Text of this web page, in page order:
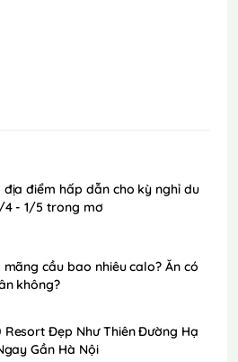
địa điểm hấp dẫn cho kỳ nghỉ du
4 - 1/5 trong mơ
mãng cầu bao nhiêu calo? Ăn có
không?
Resort Đẹp Như Thiên Đường Hạ
Gần Hà Nội